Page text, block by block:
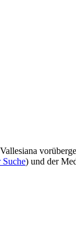
) und der